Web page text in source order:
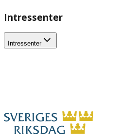
Intressenter
Intressenter